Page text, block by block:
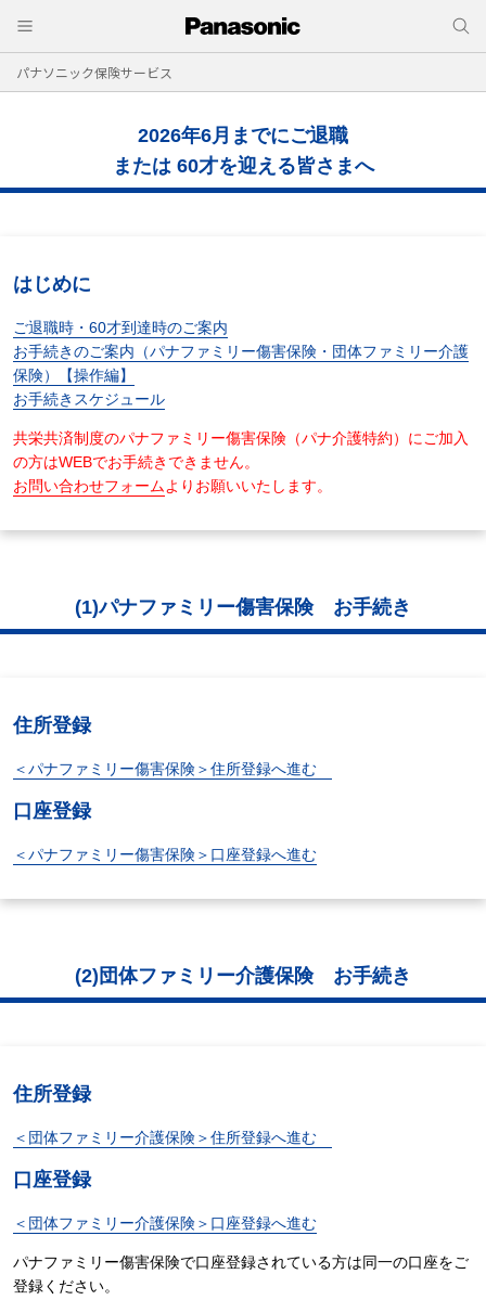
パナソニック保険サービス
2026年6月までにご退職
または 60才を迎える皆さまへ
はじめに
ご退職時・60才到達時のご案内
お手続きのご案内（パナファミリー傷害保険・団体ファミリー介護
保険）【操作編】
お手続きスケジュール
共栄共済制度のパナファミリー傷害保険（パナ介護特約）にご加入
の方はWEBでお手続きできません。
お問い合わせフォームよりお願いいたします。
(1)パナファミリー傷害保険 お手続き
住所登録
＜パナファミリー傷害保険＞住所登録へ進む
口座登録
＜パナファミリー傷害保険＞口座登録へ進む
(2)団体ファミリー介護保険 お手続き
住所登録
＜団体ファミリー介護保険＞住所登録へ進む
口座登録
＜団体ファミリー介護保険＞口座登録へ進む
パナファミリー傷害保険で口座登録されている方は同一の口座をご
登録ください。